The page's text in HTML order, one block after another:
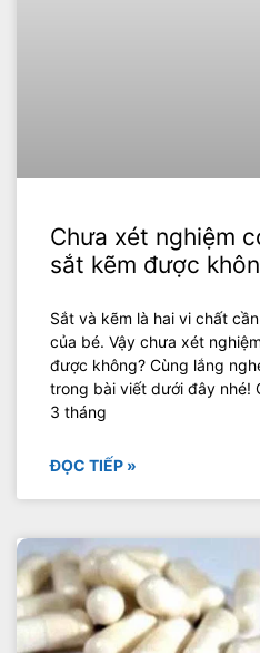
Chưa xét nghiệm
sắt kẽm được
Sắt và kẽm là hai vi chất
của bé. Vậy chưa xét
được không? Cùng lắng
trong bài viết dưới đây nhé!
3 tháng
ĐỌC TIẾP »